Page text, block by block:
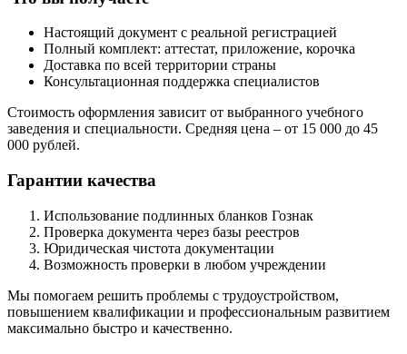
Настоящий документ с реальной регистрацией
Полный комплект: аттестат, приложение, корочка
Доставка по всей территории страны
Консультационная поддержка специалистов
Стоимость оформления зависит от выбранного учебного
заведения и специальности. Средняя цена – от 15 000 до 45
000 рублей.
Гарантии качества
Использование подлинных бланков Гознак
Проверка документа через базы реестров
Юридическая чистота документации
Возможность проверки в любом учреждении
Мы помогаем решить проблемы с трудоустройством,
повышением квалификации и профессиональным развитием
максимально быстро и качественно.